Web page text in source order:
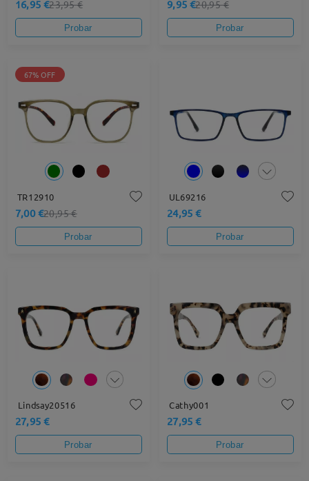
16,95 €23,95 €
Probar
9,95 €20,95 €
Probar
67% OFF
TR12910
7,00 €20,95 €
Probar
UL69216
24,95 €
Probar
Lindsay20516
27,95 €
Probar
Cathy001
27,95 €
Probar